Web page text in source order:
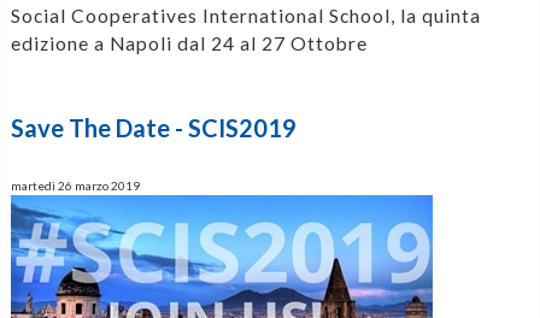
Social Cooperatives International School, la quinta
edizione a Napoli dal 24 al 27 Ottobre
Save The Date - SCIS2019
martedì 26 marzo 2019